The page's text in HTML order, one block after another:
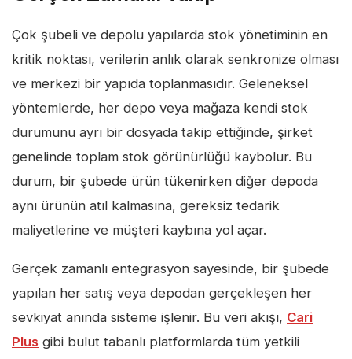
Çok şubeli ve depolu yapılarda stok yönetiminin en
kritik noktası, verilerin anlık olarak senkronize olması
ve merkezi bir yapıda toplanmasıdır. Geleneksel
yöntemlerde, her depo veya mağaza kendi stok
durumunu ayrı bir dosyada takip ettiğinde, şirket
genelinde toplam stok görünürlüğü kaybolur. Bu
durum, bir şubede ürün tükenirken diğer depoda
aynı ürünün atıl kalmasına, gereksiz tedarik
maliyetlerine ve müşteri kaybına yol açar.
Gerçek zamanlı entegrasyon sayesinde, bir şubede
yapılan her satış veya depodan gerçekleşen her
sevkiyat anında sisteme işlenir. Bu veri akışı, Cari
Plus gibi bulut tabanlı platformlarda tüm yetkili